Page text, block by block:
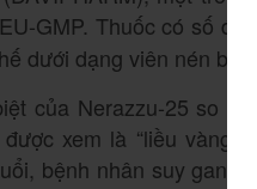
GMP. Thuốc có số
dưới dạng viên nén
của Nerazzu-25 so
xem là “liều vàng”
bệnh nhân suy gan,